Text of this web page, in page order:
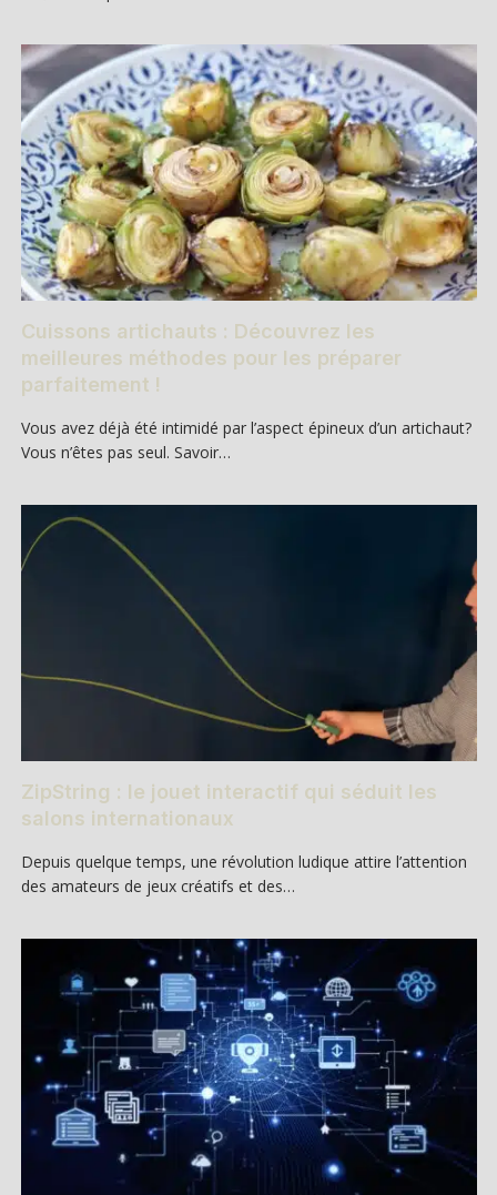
Cuissons artichauts : Découvrez les
meilleures méthodes pour les préparer
parfaitement !
Vous avez déjà été intimidé par l’aspect épineux d’un artichaut?
Vous n’êtes pas seul. Savoir…
ZipString : le jouet interactif qui séduit les
salons internationaux
Depuis quelque temps, une révolution ludique attire l’attention
des amateurs de jeux créatifs et des…